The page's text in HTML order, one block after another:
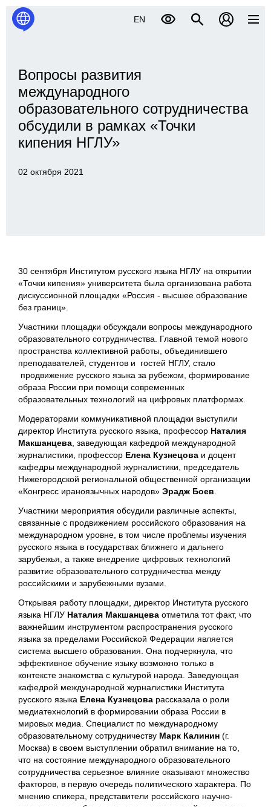
EN
Вопросы развития
международного
образовательного сотрудничества
обсудили в рамках «Точки
кипения НГЛУ»
02 октября 2021
30 сентября Институтом русского языка НГЛУ на открытии
«Точки кипения» университета была организована работа
дискуссионной площадки «Россия - высшее образование
без границ».
Участники площадки обсуждали вопросы международного
образовательного сотрудничества. Главной темой нового
пространства коллективной работы, объединившего
преподавателей, студентов и гостей НГЛУ, стало
продвижение русского языка за рубежом, формирование
образа России при помощи современных
образовательных технологий на цифровых платформах.
Модераторами коммуникативной площадки выступили
директор Института русского языка, профессор Наталия
Макшанцева , заведующая кафедрой международной
журналистики, профессор Елена Кузнецова и доцент
кафедры международной журналистики, председатель
Нижегородской региональной общественной организации
«Конгресс ираноязычных народов» Эрадж Боев
Участники мероприятия обсудили различные аспекты,
связанные с продвижением российского образования на
международном уровне, в том числе проблемы изучения
русского языка в государствах ближнего и дальнего
зарубежья, а также внедрение цифровых технологий
развитие образовательного сотрудничества между
российскими и зарубежными вузами.
Открывая работу площадки, директор Института русского
языка НГЛУ Наталия Макшанцева отметила тот факт, что
важнейшим инструментом распространения русского
языка за пределами Российской Федерации является
система высшего образования. Она подчеркнула, что
эффективное обучение языку возможно только в
контексте знакомства с культурой народа. Заведующая
кафедрой международной журналистики Института
русского языка Елена Кузнецова рассказала о роли
медиатехнологий в формировании образа России в
мировых медиа. Специалист по международному
образовательному сотрудничеству Марк Калинин (г.
Москва) в своем выступлении обратил внимание на то,
что на состояние международного образовательного
сотрудничества серьезное влияние оказывают множество
факторов, в первую очередь политического характера. По
мнению спикера, представители российского научно-